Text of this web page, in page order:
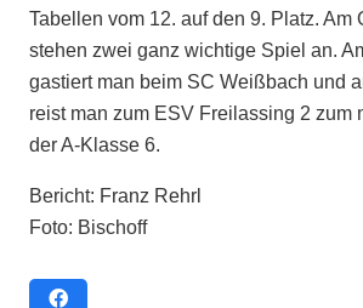
Tabellen vom 12. auf den 9. Platz. Am
stehen zwei ganz wichtige Spiel an.
gastiert man beim SC Weißbach und
reist man zum ESV Freilassing 2 zum
der A-Klasse 6.
Bericht: Franz Rehrl
Foto: Bischoff